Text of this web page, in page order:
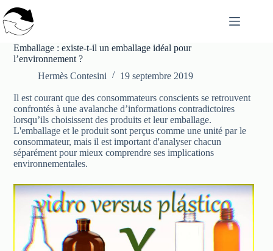
au
contenu
Emballage : existe-t-il un emballage idéal pour
l’environnement ?
Hermès Contesini
19 septembre 2019
Il est courant que des consommateurs conscients se retrouvent
confrontés à une avalanche d’informations contradictoires
lorsqu’ils choisissent des produits et leur emballage.
L'emballage et le produit sont perçus comme une unité par le
consommateur, mais il est important d'analyser chacun
séparément pour mieux comprendre ses implications
environnementales.